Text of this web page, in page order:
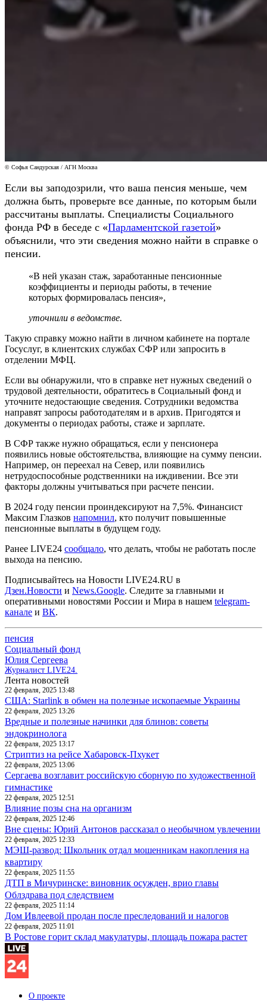
© Софья Сандурская / АГН Москва
Если вы заподозрили, что ваша пенсия меньше, чем
должна быть, проверьте все данные, по которым были
рассчитаны выплаты. Специалисты Социального
фонда РФ в беседе с «Парламентской газетой»
объяснили, что эти сведения можно найти в справке о
пенсии.
«В ней указан стаж, заработанные пенсионные
коэффициенты и периоды работы, в течение
которых формировалась пенсия»,
уточнили в ведомстве.
Такую справку можно найти в личном кабинете на портале
Госуслуг, в клиентских службах СФР или запросить в
отделении МФЦ.
Если вы обнаружили, что в справке нет нужных сведений о
трудовой деятельности, обратитесь в Социальный фонд и
уточните недостающие сведения. Сотрудники ведомства
направят запросы работодателям и в архив. Пригодятся и
документы о периодах работы, стаже и зарплате.
В СФР также нужно обращаться, если у пенсионера
появились новые обстоятельства, влияющие на сумму пенсии.
Например, он переехал на Север, или появились
нетрудоспособные родственники на иждивении. Все эти
факторы должны учитываться при расчете пенсии.
В 2024 году пенсии проиндексируют на 7,5%. Финансист
Максим Глазков напомнил, кто получит повышенные
пенсионные выплаты в будущем году.
Ранее LIVE24 сообщало, что делать, чтобы не работать после
выхода на пенсию.
Подписывайтесь на Новости LIVE24.RU в
Дзен.Новости и News.Google. Следите за главными и
оперативными новостями России и Мира в нашем telegram-
канале и ВК.
пенсия
Социальный фонд
Юлия Сергеева
Журналист LIVE24.
Лента новостей
22 февраля, 2025 13:48
США: Starlink в обмен на полезные ископаемые Украины
22 февраля, 2025 13:26
Вредные и полезные начинки для блинов: советы
эндокринолога
22 февраля, 2025 13:17
Стриптиз на рейсе Хабаровск-Пхукет
22 февраля, 2025 13:06
Сергаева возглавит российскую сборную по художественной
гимнастике
22 февраля, 2025 12:51
Влияние позы сна на организм
22 февраля, 2025 12:46
Вне сцены: Юрий Антонов рассказал о необычном увлечении
22 февраля, 2025 12:33
МЭШ-развод: Школьник отдал мошенникам накопления на
квартиру
22 февраля, 2025 11:55
ДТП в Мичуринске: виновник осужден, врио главы
Облздрава под следствием
22 февраля, 2025 11:14
Дом Ивлеевой продан после преследований и налогов
22 февраля, 2025 11:01
В Ростове горит склад макулатуры, площадь пожара растет
О проекте